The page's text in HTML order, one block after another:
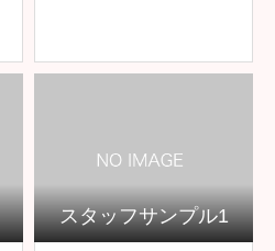
スタッフサンプル1